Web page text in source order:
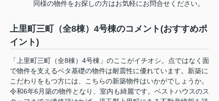
同様の物件をお探しの方はお気軽にお問合せください。
上里町三町（全8棟）4号棟のコメント(おすすめポ
イント)
「上里町三町（全8棟）4号棟」のここがイチオシ。点ではなく面
で物件を支えるベタ基礎の物件は耐震性に優れています。新築に
こだわりをもつ方には、こちらの新築物件はいかがでしょうか。
令和6年6月築の物件となり、室内も綺麗です。ベストハウスのス